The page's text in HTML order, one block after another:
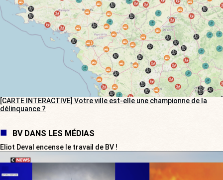
[CARTE INTERACTIVE] Votre ville est-elle une championne de la
délinquance ?
BV DANS LES MÉDIAS
Eliot Deval encense le travail de BV !